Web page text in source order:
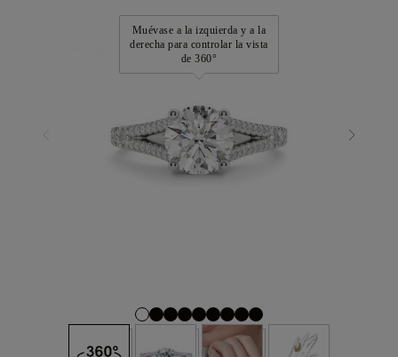
Muévase a la izquierda y a la
derecha para controlar la vista
de 360°